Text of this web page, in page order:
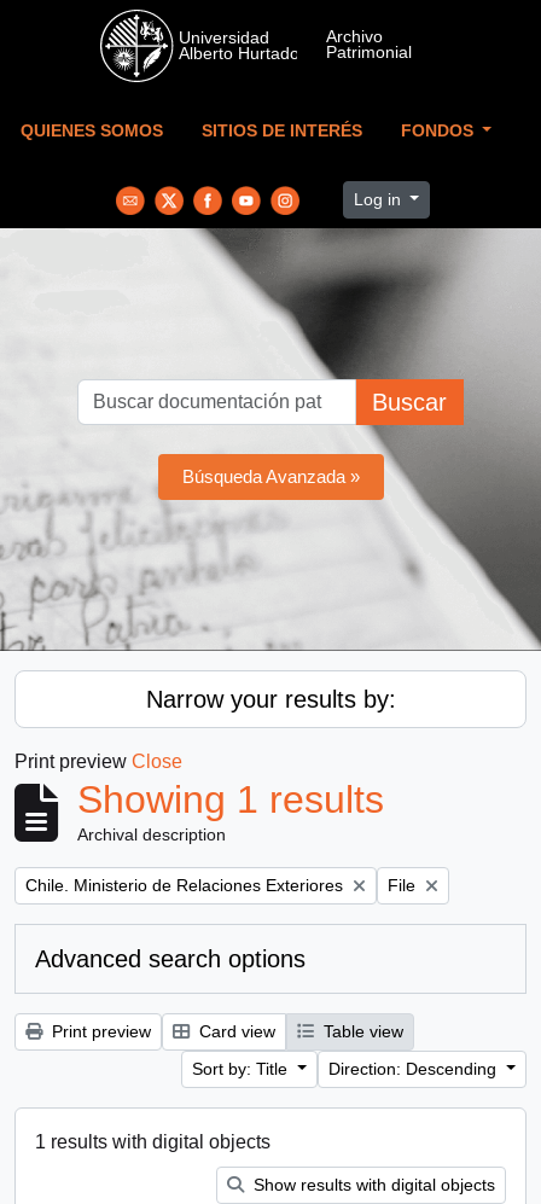
Skip to main content
QUIENES SOMOS SITIOS DE INTERÉS FONDOS
Log in
Buscar
Búsqueda Avanzada »
Narrow your results by:
Print preview Close
Showing 1 results
Archival description
Remove filter:
Chile. Ministerio de Relaciones Exteriores Remove filter:
File
Advanced search options
Print preview Card view
Table view
Sort by: Title
Direction: Descending
1 results with digital objects
Show results with digital objects